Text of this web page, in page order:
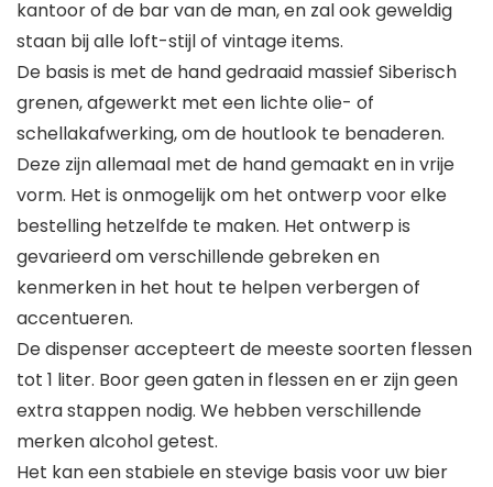
kantoor of de bar van de man, en zal ook geweldig
staan ​​bij alle loft-stijl of vintage items.
De basis is met de hand gedraaid massief Siberisch
grenen, afgewerkt met een lichte olie- of
schellakafwerking, om de houtlook te benaderen.
Deze zijn allemaal met de hand gemaakt en in vrije
vorm. Het is onmogelijk om het ontwerp voor elke
bestelling hetzelfde te maken. Het ontwerp is
gevarieerd om verschillende gebreken en
kenmerken in het hout te helpen verbergen of
accentueren.
De dispenser accepteert de meeste soorten flessen
tot 1 liter. Boor geen gaten in flessen en er zijn geen
extra stappen nodig. We hebben verschillende
merken alcohol getest.
Het kan een stabiele en stevige basis voor uw bier